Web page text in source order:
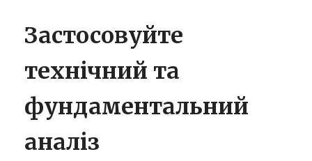
Застосовуйте
технічний та
фундаментальний
аналіз